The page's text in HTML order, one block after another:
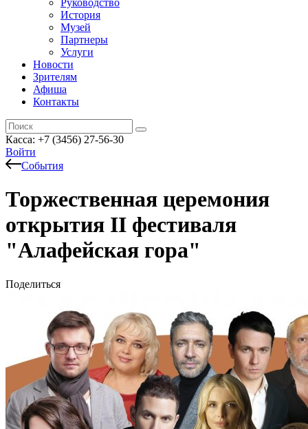
Руководство
История
Музей
Партнеры
Услуги
Новости
Зрителям
Афиша
Контакты
Касса: +7 (3456) 27-56-30
Войти
События
Торжественная церемония
открытия II фестиваля
"Алафейская гора"
Поделиться